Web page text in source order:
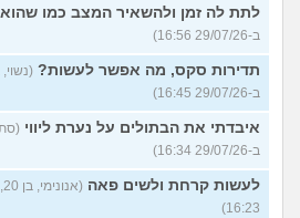
לתת לה זמן ולהשאיר המצב כמו
ב-29/07/26 16:56)
תדירות סקס, מה אפשר לעשות?
ב-29/07/26 16:45)
איבדתי את הבתולים על נערת ליווי
ב-29/07/26 16:34)
לעשות קרחת ולשים פאה
16:23)